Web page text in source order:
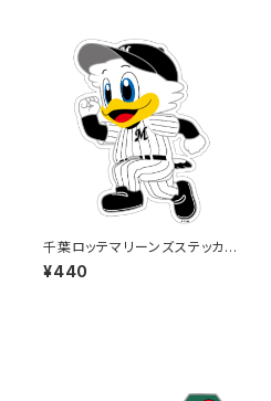
千葉ロッテマリーンズステッカー
14
¥440